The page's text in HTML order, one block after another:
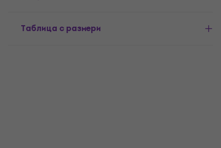
Таблица с размери